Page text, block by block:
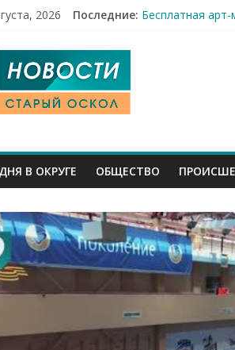
2026 Последние: Бесплатная
49,5 млн руб.
Строители
Праздник
В ОКРУГЕ ОБЩЕСТВО